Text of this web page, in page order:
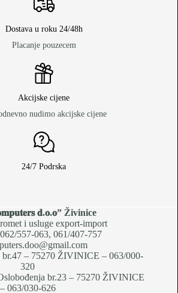
Dostava u roku 24/48h
Placanje pouzecem
Akcijske cijene
nudimo akcijske cijene
24/7 Podrska
𝐝.𝐨.𝐨” Živinice
i usluge export-import
557-063, 061/407-757
br.47 – 75270 ŽIVINICE – 063/000-
320
br.23 – 75270 ŽIVINICE
– 063/030-626